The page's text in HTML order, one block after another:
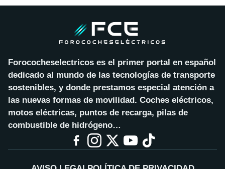
Forococheselectricos es el primer portal en español
dedicado al mundo de las tecnologías de transporte
sostenibles, y donde prestamos especial atención a
las nuevas formas de movilidad. Coches eléctricos,
motos eléctricas, puntos de recarga, pilas de
combustible de hidrógeno…